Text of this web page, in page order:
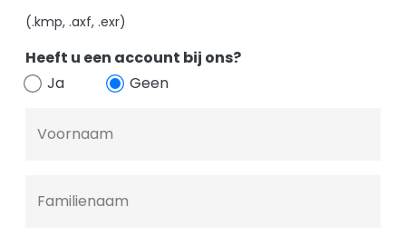
(.kmp, .axf, .exr)
Heeft u een account bij ons?
Ja
Geen
Voornaam
Familienaam